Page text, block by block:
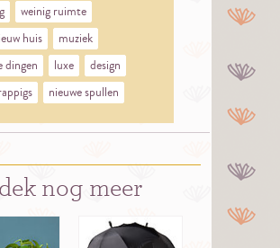
weinig ruimte
huis
muziek
dingen
luxe
design
nieuwe spullen
nog meer